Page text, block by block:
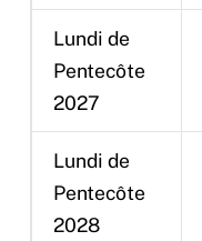
Lundi de
Pentecôte
2027
Lundi de
Pentecôte
2028